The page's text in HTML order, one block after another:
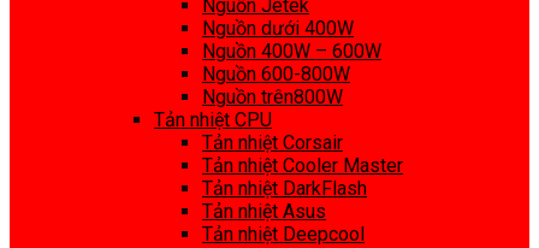
Nguồn Jetek
Nguồn dưới 400W
Nguồn 400W – 600W
Nguồn 600-800W
Nguồn trên800W
Tản nhiệt CPU
Tản nhiệt Corsair
Tản nhiệt Cooler Master
Tản nhiệt DarkFlash
Tản nhiệt Asus
Tản nhiệt Deepcool